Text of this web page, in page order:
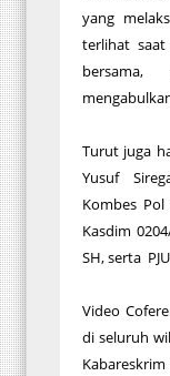
yang
terlihat
bersama,
Turut juga
Yusuf
Kombes
Kasdim
SH, serta
Video
di seluruh